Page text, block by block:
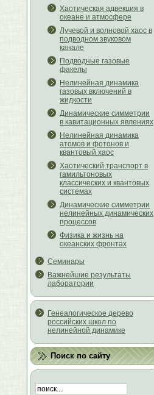
Хаотическая адвекция в
океане и атмосфере
Лучевой и волновой хаос в
подводном звуковом
канале
Подводные газовые
факелы
Нелинейная динамика
газовых включений в
жидкости
Динамические симметрии
в кавитационных явлениях
Нелинейная динамика
атомов и фотонов и
квантовый хаос
Хаотический транспорт в
гамильтоновых
классических и квантовых
системах
Динамические симметрии
нелинейных динамических
процессов
Физика и жизнь на
океанских фронтах
Семинары
Важнейшие результаты
лаборатории
Генеалогическое дерево
российских школ по
нелинейной динамике
Поиск по сайту